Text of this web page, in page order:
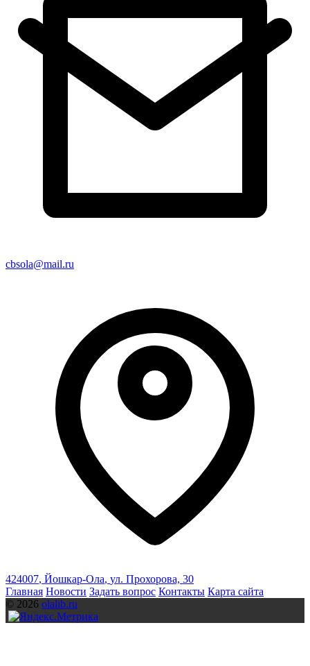
cbsola@mail.ru
424007, Йошкар-Ола, ул. Прохорова, 30
Главная Новости Задать вопрос Контакты Карта сайта
© 2026 olalib.ru